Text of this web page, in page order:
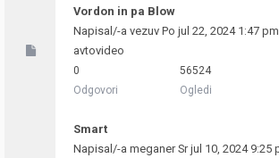
Vordon in pa Blow
Napisal/-a vezuv Po jul 22, 2024 1:47
avtovideo
0
Odgovori
56524
Ogledi
Smart
Napisal/-a meganerSr jul 10, 2024 9:25